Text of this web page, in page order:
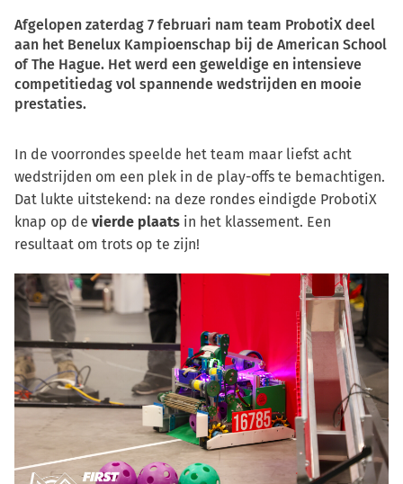
Afgelopen zaterdag 7 februari nam team ProbotiX deel
aan het Benelux Kampioenschap bij de American School
of The Hague. Het werd een geweldige en intensieve
competitiedag vol spannende wedstrijden en mooie
prestaties.
In de voorrondes speelde het team maar liefst acht
wedstrijden om een plek in de play-offs te bemachtigen.
Dat lukte uitstekend: na deze rondes eindigde ProbotiX
knap op de vierde plaats in het klassement. Een
resultaat om trots op te zijn!